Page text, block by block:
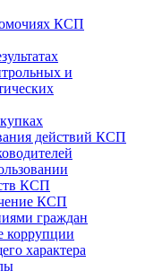
КСП
и
действий КСП
КСП
КСП
граждан
коррупции
характера